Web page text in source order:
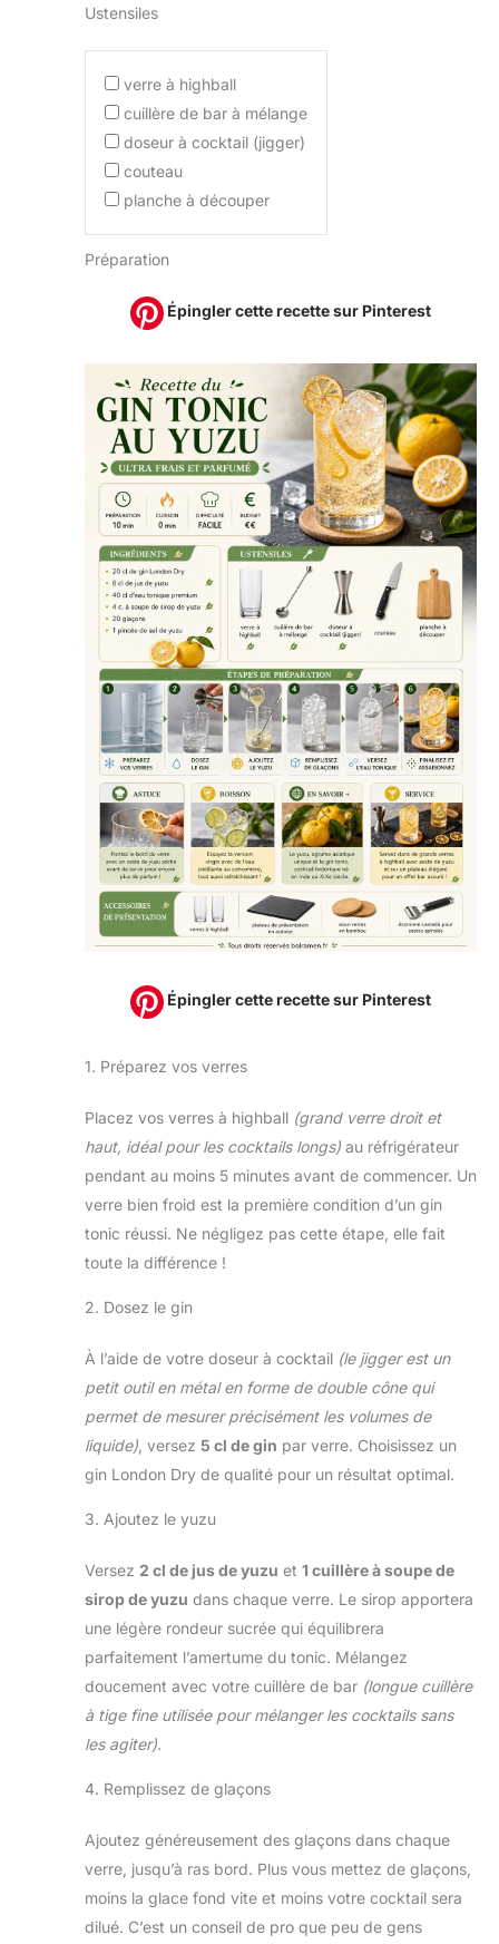
Ustensiles
verre à highball
cuillère de bar à mélange
doseur à cocktail (jigger)
couteau
planche à découper
Préparation
Épingler cette recette sur Pinterest
Épingler cette recette sur Pinterest
1. Préparez vos verres
Placez vos verres à highball (grand verre droit et
haut, idéal pour les cocktails longs) au réfrigérateur
pendant au moins 5 minutes avant de commencer. Un
verre bien froid est la première condition d’un gin
tonic réussi. Ne négligez pas cette étape, elle fait
toute la différence !
2. Dosez le gin
À l’aide de votre doseur à cocktail (le jigger est un
petit outil en métal en forme de double cône qui
permet de mesurer précisément les volumes de
liquide) , versez 5 cl de gin par verre. Choisissez un
gin London Dry de qualité pour un résultat optimal.
3. Ajoutez le yuzu
Versez 2 cl de jus de yuzu et 1 cuillère à soupe de
sirop de yuzu dans chaque verre. Le sirop apportera
une légère rondeur sucrée qui équilibrera
parfaitement l’amertume du tonic. Mélangez
doucement avec votre cuillère de bar (longue cuillère
à tige fine utilisée pour mélanger les cocktails sans
les agiter).
4. Remplissez de glaçons
Ajoutez généreusement des glaçons dans chaque
verre, jusqu’à ras bord. Plus vous mettez de glaçons,
moins la glace fond vite et moins votre cocktail sera
dilué. C’est un conseil de pro que peu de gens